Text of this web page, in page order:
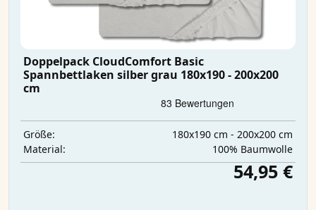
Doppelpack CloudComfort Basic
Spannbettlaken silber grau 180x190 - 200x200
cm
Größe:
180x190 cm - 200x200 cm
Material:
100% Baumwolle
54,95 €